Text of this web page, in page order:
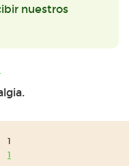
nuestros
1
1